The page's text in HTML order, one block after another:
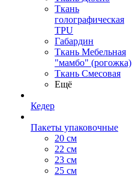
Ткань
голографическая
TPU
Габардин
Ткань Мебельная
"мамбо" (рогожка)
Ткань Смесовая
Ещё
Кедер
Пакеты упаковочные
20 см
22 см
23 см
25 см